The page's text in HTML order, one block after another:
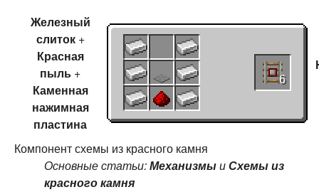
Железный
слиток+
Красная
пыль +
Каменная
нажимная
пластина
6
Компонент схемы из красного камня
Основные статьи:МеханизмыиСхемы из
красного камня